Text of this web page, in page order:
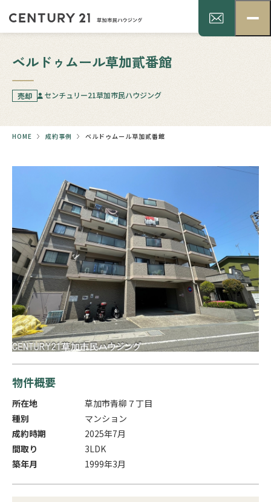
ベルドゥムール草加貳番館
売却 センチュリー21草加市民ハウジング
HOME 成約事例 ベルドゥムール草加貳番館
物件概要
所在地
草加市青柳７丁目
種別
マンション
成約時期
2025年7月
間取り
3LDK
築年月
1999年3月